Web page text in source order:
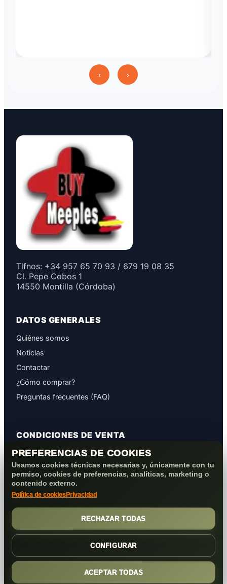
PREFERENCIAS DE COOKIES
Usamos cookies técnicas necesarias y, únicamente con tu
permiso, cookies de preferencias, analíticas, marketing o
contenido externo.
Política de cookies Privacidad
RECHAZAR TODAS
CONFIGURAR
ACEPTAR TODAS
‹ ›
Tlfnos: +34 957 65 70 93 / 679 19 08 35
Cl. Pepe Cobos 1
14550 Montilla (Córdoba)
DATOS GENERALES
Quiénes somos
Noticias
Contactar
¿Cómo comprar?
Preguntas frecuentes (FAQ)
CONDICIONES DE VENTA
GARANTÍAS
PROTECCIÓN DE DATOS
COOKIES+PRIVACIDAD
FORMAS DE PAGO
(c) 2026Elmejorserver.com